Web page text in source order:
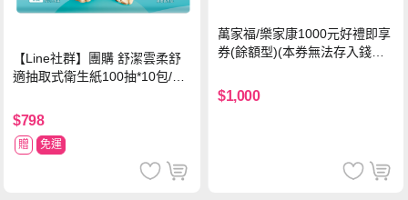
【Line社群】團購 舒潔雲柔舒
適抽取式衛生紙100抽*10包/6
$798
贈 免運
萬家福/樂家康1000元好禮即享
券(餘額型)(本券無法存入錢包
$1,000